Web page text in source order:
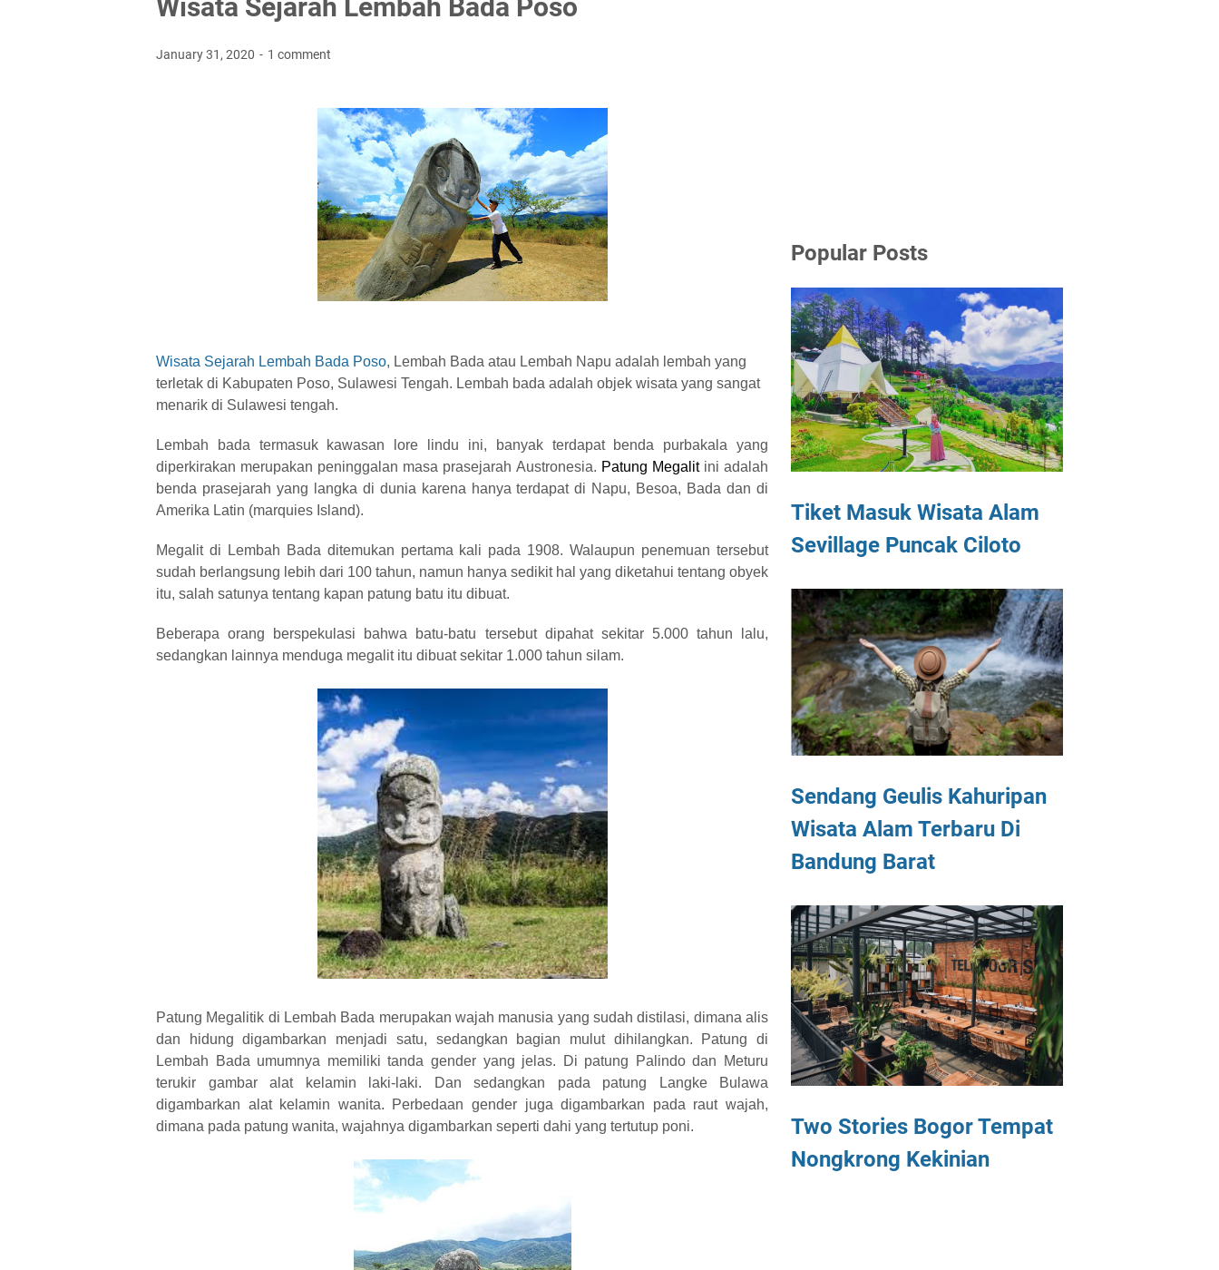
Wisata Sejarah Lembah Bada Poso
January 31, 2020 1 comment
Wisata Sejarah Lembah Bada Poso, Lembah Bada atau Lembah Napu adalah lembah yang
terletak di Kabupaten Poso, Sulawesi Tengah. Lembah bada adalah objek wisata yang sangat
menarik di Sulawesi tengah.
Lembah bada termasuk kawasan lore lindu ini, banyak terdapat benda purbakala yang
diperkirakan merupakan peninggalan masa prasejarah Austronesia. Patung Megalitini adalah
benda prasejarah yang langka di dunia karena hanya terdapat di Napu, Besoa, Bada dan di
Amerika Latin (marquies Island).
Megalit di Lembah Bada ditemukan pertama kali pada 1908. Walaupun penemuan tersebut
sudah berlangsung lebih dari 100 tahun, namun hanya sedikit hal yang diketahui tentang obyek
itu, salah satunya tentang kapan patung batu itu dibuat.
Beberapa orang berspekulasi bahwa batu-batu tersebut dipahat sekitar 5.000 tahun lalu,
sedangkan lainnya menduga megalit itu dibuat sekitar 1.000 tahun silam.
Patung Megalitik di Lembah Bada merupakan wajah manusia yang sudah distilasi, dimana alis
dan hidung digambarkan menjadi satu, sedangkan bagian mulut dihilangkan. Patung di
Lembah Bada umumnya memiliki tanda gender yang jelas. Di patung Palindo dan Meturu
terukir gambar alat kelamin laki-laki. Dan sedangkan pada patung Langke Bulawa
digambarkan alat kelamin wanita. Perbedaan gender juga digambarkan pada raut wajah,
dimana pada patung wanita, wajahnya digambarkan seperti dahi yang tertutup poni.
Popular Posts
Tiket Masuk Wisata Alam
Sevillage Puncak Ciloto
Sendang Geulis Kahuripan
Wisata Alam Terbaru Di
Bandung Barat
Two Stories Bogor Tempat
Nongkrong Kekinian